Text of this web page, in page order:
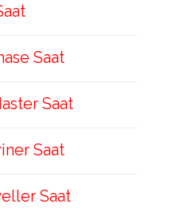
Saat
Saat
Saat
Saat